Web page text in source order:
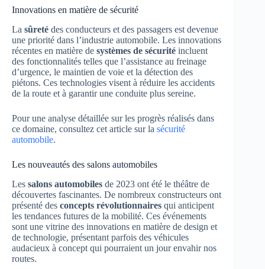
Innovations en matière de sécurité
La sûreté des conducteurs et des passagers est devenue
une priorité dans l’industrie automobile. Les innovations
récentes en matière de systèmes de sécurité incluent
des fonctionnalités telles que l’assistance au freinage
d’urgence, le maintien de voie et la détection des
piétons. Ces technologies visent à réduire les accidents
de la route et à garantir une conduite plus sereine.
Pour une analyse détaillée sur les progrès réalisés dans
ce domaine, consultez cet article sur la sécurité
automobile.
Les nouveautés des salons automobiles
Les salons automobiles de 2023 ont été le théâtre de
découvertes fascinantes. De nombreux constructeurs ont
présenté des concepts révolutionnaires qui anticipent
les tendances futures de la mobilité. Ces événements
sont une vitrine des innovations en matière de design et
de technologie, présentant parfois des véhicules
audacieux à concept qui pourraient un jour envahir nos
routes.